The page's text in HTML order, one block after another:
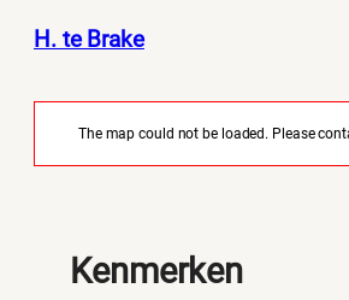
H. te Brake
The map could not be loaded. Please
Kenmerken